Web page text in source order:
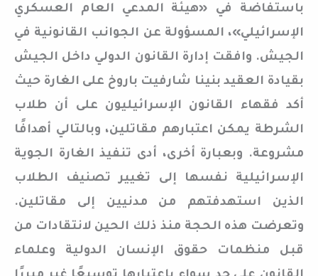
باستفاضة في «هيئة المدعي العام العسكري
الإسرائيلي»، المسؤولة عن الجوانب القانونية في
الجيش. وافقت إدارة القانون الدولي داخل الجيش
بقيادة العقيد بنينا شارفيت باروخ على الغارة حيث
أكد فقهاء القانون الإسرائيليون على أن طلاب
الشرطة يمكن اعتبارهم مقاتلين، وبالتالي أهدافًا
مشروعة. وبعبارة أخرى، أدى تنفيذ الغارة الجوية
الإسرائيلية نفسها إلى تغيير تصنيف الطلاب
الذين استهدفتهم من مدنيين إلى مقاتلين.
وتعرضت هذه الحجة منذ ذلك الحين لانتقادات من
قبل منظمات حقوق الإنسان الدولية وعلماء